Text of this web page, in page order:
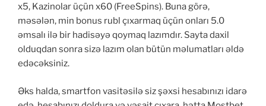
x5, Kazinolar üçün x60 (FreeSpins). Buna görə,
məsələn, min bonus rubl çıxarmaq üçün onları 5.0
əmsalı ilə bir hadisəyə qoymaq lazımdır. Sayta daxil
olduqdan sonra sizə lazım olan bütün məlumatları əldə
edəcəksiniz.
Əks halda, smartfon vasitəsilə siz şəxsi hesabınızı idarə